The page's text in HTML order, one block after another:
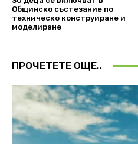
Oбщинско състезание по
техническо конструиране и
моделиране
ПРОЧЕТЕТЕ ОЩЕ..